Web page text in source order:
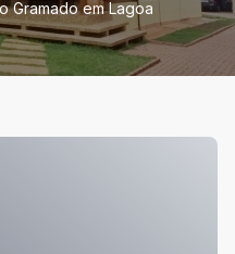
Gramado em Lagoa